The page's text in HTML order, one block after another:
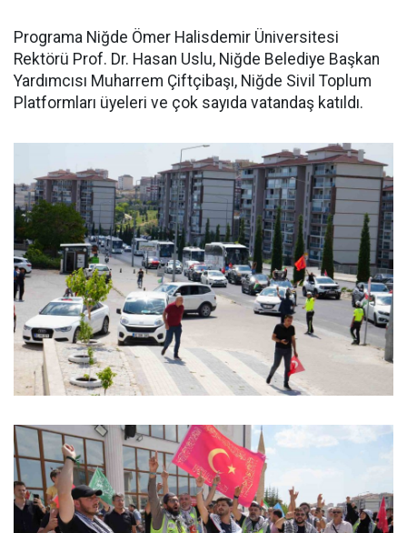
Programa Niğde Ömer Halisdemir Üniversitesi
Rektörü Prof. Dr. Hasan Uslu, Niğde Belediye Başkan
Yardımcısı Muharrem Çiftçibaşı, Niğde Sivil Toplum
Platformları üyeleri ve çok sayıda vatandaş katıldı.